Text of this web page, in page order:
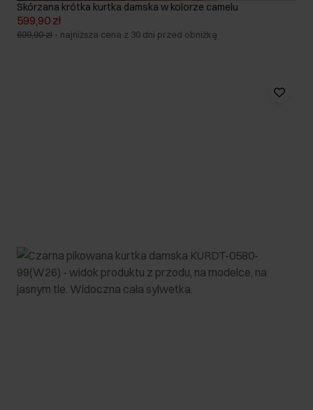
Skórzana krótka kurtka damska w kolorze camelu
599,90 zł
699,90 zł - najniższa cena z 30 dni przed obniżką